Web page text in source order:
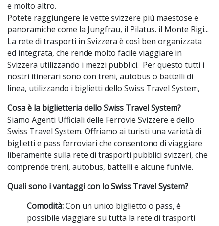
e molto altro.
Potete raggiungere le vette svizzere più maestose e
panoramiche come la Jungfrau, il Pilatus. il Monte Rigi...
La rete di trasporti in Svizzera è così ben organizzata
ed integrata, che rende molto facile viaggiare in
Svizzera utilizzando i mezzi pubblici. Per questo tutti i
nostri itinerari sono con treni, autobus o battelli di
linea, utilizzando i biglietti dello Swiss Travel System,
Cosa è la biglietteria dello Swiss Travel System?
Siamo Agenti Ufficiali delle Ferrovie Svizzere e dello
Swiss Travel System. Offriamo ai turisti una varietà di
biglietti e pass ferroviari che consentono di viaggiare
liberamente sulla rete di trasporti pubblici svizzeri, che
comprende treni, autobus, battelli e alcune funivie.
Quali sono i vantaggi con lo Swiss Travel System?
Comodità:Con un unico biglietto o pass, è
possibile viaggiare su tutta la rete di trasporti